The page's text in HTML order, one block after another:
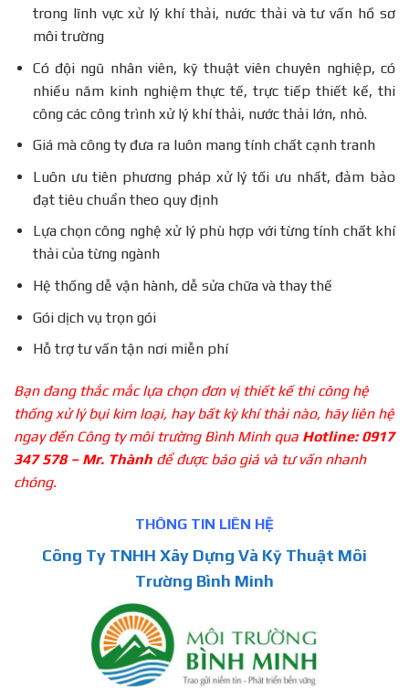
trong lĩnh vực xử lý khí thải, nước thải và tư vấn hồ sơ
môi trường
Có đội ngũ nhân viên, kỹ thuật viên chuyên nghiệp, có
nhiều năm kinh nghiệm thực tế, trực tiếp thiết kế, thi
công các công trình xử lý khí thải, nước thải lớn, nhỏ.
Giá mà công ty đưa ra luôn mang tính chất cạnh tranh
Luôn ưu tiên phương pháp xử lý tối ưu nhất, đảm bảo
đạt tiêu chuẩn theo quy định
Lựa chọn công nghệ xử lý phù hợp với từng tính chất khí
thải của từng ngành
Hệ thống dễ vận hành, dễ sửa chữa và thay thế
Gói dịch vụ trọn gói
Hỗ trợ tư vấn tận nơi miễn phí
Bạn đang thắc mắc lựa chọn đơn vị thiết kế thi công hệ
thống xử lý bụi kim loại, hay bất kỳ khí thải nào, hãy liên hệ
ngay đến Công ty môi trường Bình Minh qua Hotline: 0917
347 578 – Mr. Thành để được báo giá và tư vấn nhanh
chóng.
THÔNG TIN LIÊN HỆ
Công Ty TNHH Xây Dựng Và Kỹ Thuật Môi
Trường Bình Minh